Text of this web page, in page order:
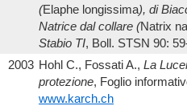
(Elaphe longissima), di
Natrice dal collare (Natrix
Stabio TI, Boll. STSN 90:
2003 Hohl C., Fossati A., La
protezione, Foglio
www.karch.ch